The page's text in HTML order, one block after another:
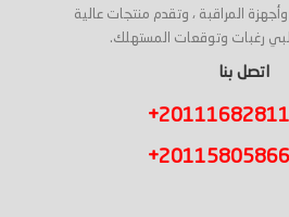
وأجهزة المراقبة ، وتقدم منتجات عالية
رغبات وتوقعات المستهلك.
اتصل بنا